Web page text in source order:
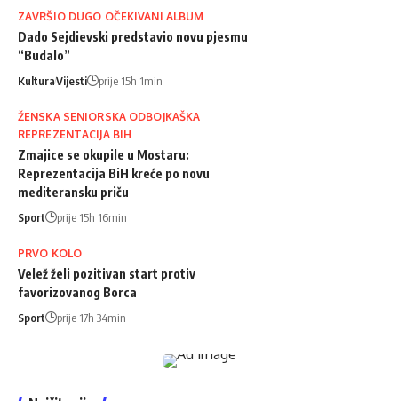
ZAVRŠIO DUGO OČEKIVANI ALBUM
Dado Sejdievski predstavio novu pjesmu
“Budalo”
KulturaVijesti prije 15h 1min
ŽENSKA SENIORSKA ODBOJKAŠKA
REPREZENTACIJA BIH
Zmajice se okupile u Mostaru:
Reprezentacija BiH kreće po novu
mediteransku priču
Sport prije 15h 16min
PRVO KOLO
Velež želi pozitivan start protiv
favorizovanog Borca
Sport prije 17h 34min